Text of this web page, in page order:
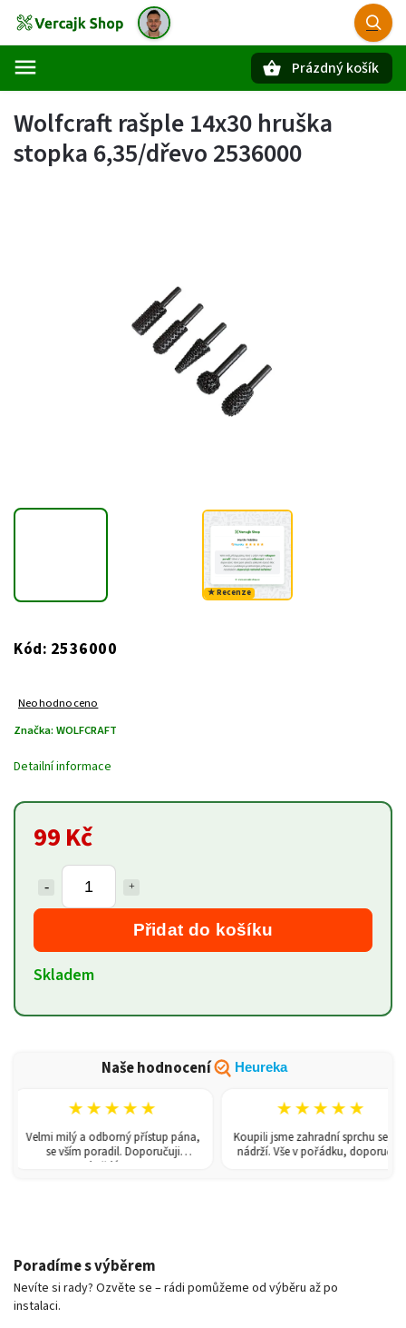
Prázdný košík
Wolfcraft rašple 14x30 hruška
stopka 6,35/dřevo 2536000
★ Recenze
Kód: 2536000
Neohodnoceno
Značka: WOLFCRAFT
99 Kč
Přidat do košíku
Skladem
Detailní informace
Naše hodnocení Heureka
★★★★★
Velmi milý a odborný přístup pána,
se vším poradil. Doporučuji
každému!
★★★★★
Koupili jsme zahradní sprchu se 150l
nádrží. Vše v pořádku, doporučuji.
Poradíme s výběrem
Nevíte si rady? Ozvěte se – rádi pomůžeme od výběru až po
instalaci.